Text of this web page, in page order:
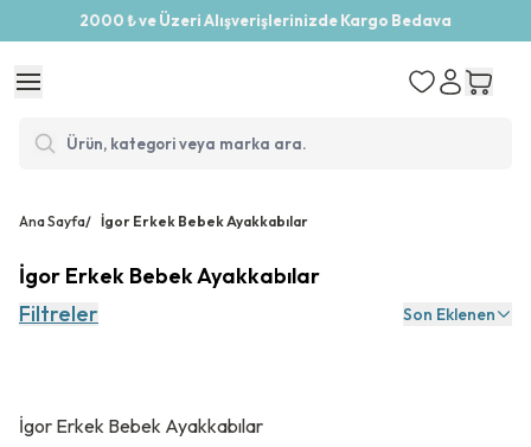
2000 ₺ ve Üzeri Alışverişlerinizde Kargo Bedava
Ana Sayfa/ İgor Erkek Bebek Ayakkabılar
İgor Erkek Bebek Ayakkabılar
Filtreler
Son Eklenen
İgor Erkek Bebek Ayakkabılar